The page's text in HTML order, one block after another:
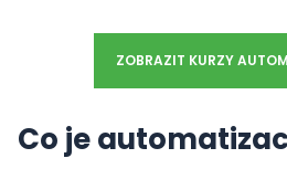
ZOBRAZIT KURZY
Co je